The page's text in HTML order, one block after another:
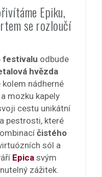
Epiku,
se rozloučí
festivalu odbude
hvězda
kolem nádherné
mozku kapely
cestu unikátní
pestrosti, které
čistého
sól a
Epica svým
zážitek.